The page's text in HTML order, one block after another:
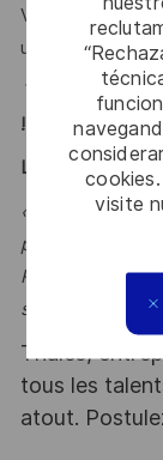
visite
Vous parlez
une réunion dans
Vous vous
!
LE MOT DE
«Vous
par les défis
Responsable
succès de
Thales,
tous les
atout.